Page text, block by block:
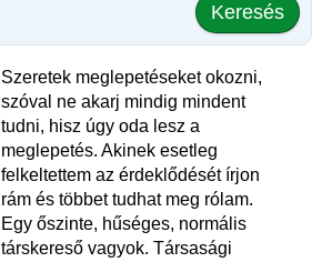
Keresés
Szeretek meglepetéseket okozni,
szóval ne akarj mindig mindent
tudni, hisz úgy oda lesz a
meglepetés. Akinek esetleg
felkeltettem az érdeklődését írjon
rám és többet tudhat meg rólam.
Egy őszinte, hűséges, normális
társkereső vagyok. Társasági